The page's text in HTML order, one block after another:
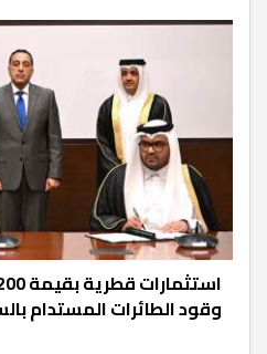
وقود الطائرات المستدام